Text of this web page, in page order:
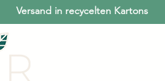
Versand in recycelten Kartons